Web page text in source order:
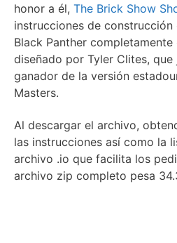
honor a él, The Brick Show
instrucciones de construcción
Black Panther
diseñado por Tyler Clites,
ganador de la versión
Masters.
Al descargar el archivo,
las instrucciones así como la
archivo .io que facilita los
archivo zip completo pesa